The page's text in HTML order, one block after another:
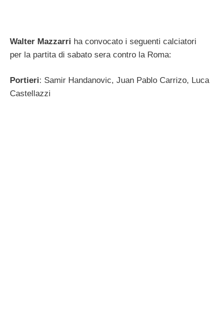
Walter Mazzarri ha convocato i seguenti calciatori
per la partita di sabato sera contro la Roma:
Portieri: Samir Handanovic, Juan Pablo Carrizo, Luca
Castellazzi